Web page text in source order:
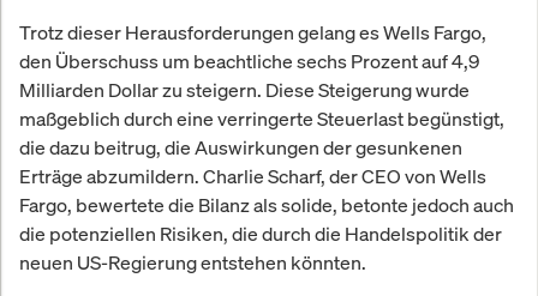
Trotz dieser Herausforderungen gelang es Wells Fargo,
den Überschuss um beachtliche sechs Prozent auf 4,9
Milliarden Dollar zu steigern. Diese Steigerung wurde
maßgeblich durch eine verringerte Steuerlast begünstigt,
die dazu beitrug, die Auswirkungen der gesunkenen
Erträge abzumildern. Charlie Scharf, der CEO von Wells
Fargo, bewertete die Bilanz als solide, betonte jedoch auch
die potenziellen Risiken, die durch die Handelspolitik der
neuen US-Regierung entstehen könnten.